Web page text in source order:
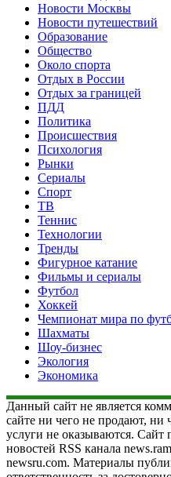
Новости Москвы
Новости путешествий
Образование
Общество
Около спорта
Отдых в России
Отдых за границей
ПДД
Политика
Происшествия
Психология
Рынки
Сериалы
Спорт
ТВ
Теннис
Технологии
Тренды
Фигурное катание
Фильмы и сериалы
Футбол
Хоккей
Чемпионат мира по
Шахматы
Шоу-бизнес
Экология
Экономика
Данный сайт не является
сайте ни чего не продают, ни
услуги не оказываются. Сайт
новостей RSS канала
newsru.com. Материалы